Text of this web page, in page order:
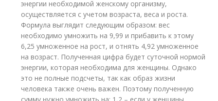
энергии необходимой женскому организму,
осуществляется с учетом возраста, веса и роста.
Формула выглядит следующим образом: вес
необходимо умножить на 9,99 и прибавить к этому
6,25 умноженное на рост, и отнять 4,92 умноженное
на возраст. Полученная цифра будет суточной нормой
энергии, которая необходима для женщины. Однако
это не полные подсчеты, так как образ жизни
человека также очень важен. Поэтому полученную